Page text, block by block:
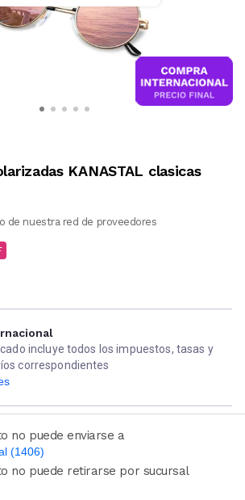
KANASTAL clasicas
de nuestra red de proveedores
incluye todos los impuestos, tasas y
correspondientes
no puede enviarse a
(1406)
postal (sólo números)
no puede retirarse por sucursal